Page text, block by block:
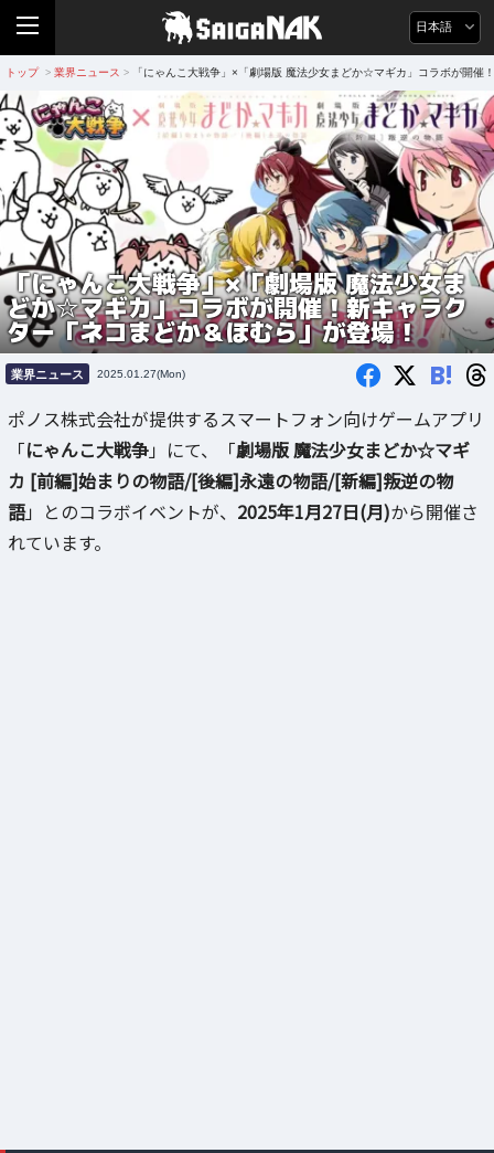
日本語
トップ > 業界ニュース > 「にゃんこ大戦争」×「劇場版 魔法少女まどか☆マギカ」コラボが開催
「にゃんこ大戦争」×「劇場版 魔法少女ま
どか☆マギカ」コラボが開催！新キャラク
ター「ネコまどか＆ほむら」が登場！
業界ニュース 2025.01.27(Mon) B!
ポノス株式会社が提供するスマートフォン向けゲームアプリ
「にゃんこ大戦争」にて、「劇場版 魔法少女まどか☆マギ
カ [前編]始まりの物語/[後編]永遠の物語/[新編]叛逆の物
語」とのコラボイベントが、 2025年1月27日(月)から開催さ
れています。